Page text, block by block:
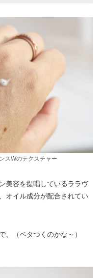
スWのテクスチャー
美容を提唱しているララヴ
オイル成分が配合されてい
、（ベタつくのかな～）